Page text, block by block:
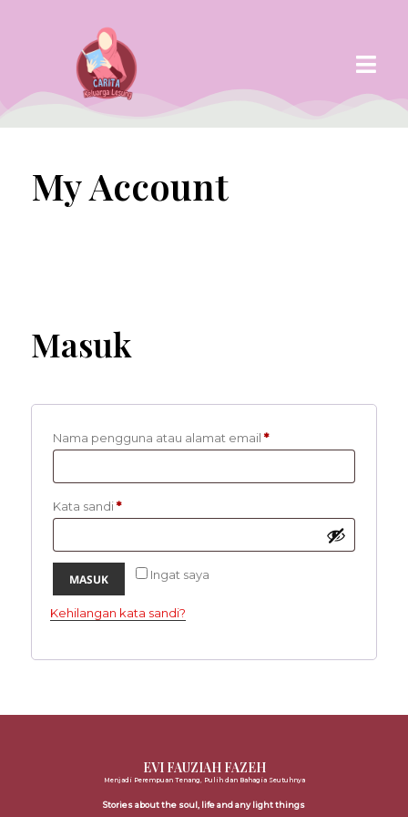
My Account
Masuk
Nama pengguna atau alamat email*Wajib
Kata sandi*Wajib
Ingat saya
MASUK
Kehilangan kata sandi?
EVI FAUZIAH FAZEH
Menjadi Perempuan Tenang, Pulih dan Bahagia Seutuhnya
Stories about the soul, life and any light things